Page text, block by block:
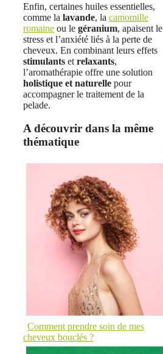
Enfin, certaines huiles essentielles,
comme la lavande, la camomille
romaine ou le géranium, apaisent le
stress et l’anxiété liés à la perte de
cheveux. En combinant leurs effets
stimulants et relaxants,
l’aromathérapie offre une solution
holistique et naturelle pour
accompagner le traitement de la
pelade.
A découvrir dans la même
thématique
Comment prendre soin de mes
cheveux bouclés ?